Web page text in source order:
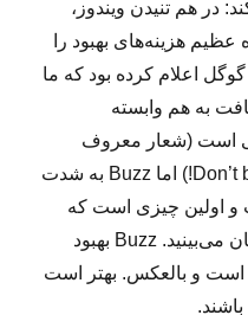
در هم تنیدن ویندوز،
هزینه‌های بهبود را
اعلام کرده بود که ما
به هم وابسته
است (شعار معروف
گوگل را به خاطر دارید: Don’t be eveil!) اما Buzz به شدت
و اولین چیزی است که
شما زیر قسمت Inbox جی‌میل‌تان می‌بینید. Buzz بهبود
است و بالعکس. بهتر است